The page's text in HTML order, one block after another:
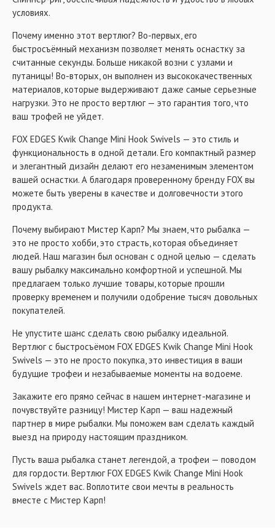
условиях.
Почему именно этот вертлюг? Во-первых, его
быстросъёмный механизм позволяет менять оснастку за
считанные секунды. Больше никакой возни с узлами и
путаницы! Во-вторых, он выполнен из высококачественных
материалов, которые выдерживают даже самые серьезные
нагрузки. Это не просто вертлюг — это гарантия того, что
ваш трофей не уйдет.
FOX EDGES Kwik Change Mini Hook Swivels — это стиль и
функциональность в одной детали. Его компактный размер
и элегантный дизайн делают его незаменимым элементом
вашей оснастки. А благодаря проверенному бренду FOX вы
можете быть уверены в качестве и долговечности этого
продукта.
Почему выбирают Мистер Карп? Мы знаем, что рыбалка —
это не просто хобби, это страсть, которая объединяет
людей. Наш магазин был основан с одной целью — сделать
вашу рыбалку максимально комфортной и успешной. Мы
предлагаем только лучшие товары, которые прошли
проверку временем и получили одобрение тысяч довольных
покупателей.
Не упустите шанс сделать свою рыбалку идеальной.
Вертлюг с быстросъёмом FOX EDGES Kwik Change Mini Hook
Swivels — это не просто покупка, это инвестиция в ваши
будущие трофеи и незабываемые моменты на водоеме.
Закажите его прямо сейчас в нашем интернет-магазине и
почувствуйте разницу! Мистер Карп — ваш надежный
партнер в мире рыбалки. Мы поможем вам сделать каждый
выезд на природу настоящим праздником.
Пусть ваша рыбалка станет легендой, а трофеи — поводом
для гордости. Вертлюг FOX EDGES Kwik Change Mini Hook
Swivels ждет вас. Воплотите свои мечты в реальность
вместе с Мистер Карп!